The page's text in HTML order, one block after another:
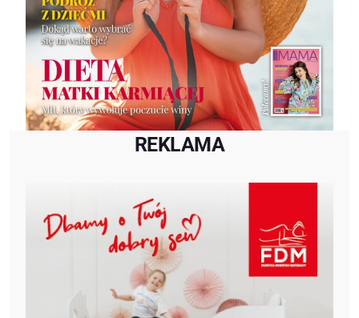
REKLAMA